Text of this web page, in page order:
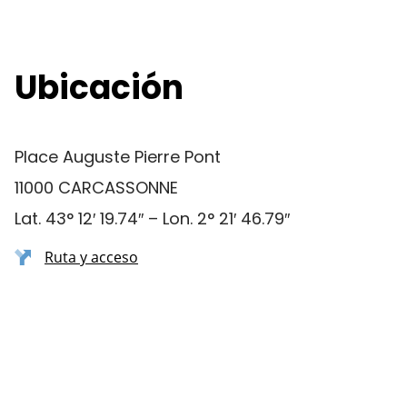
Ubicación
Place Auguste Pierre Pont
11000 CARCASSONNE
Lat. 43° 12′ 19.74″ – Lon. 2° 21′ 46.79″
Ruta y acceso